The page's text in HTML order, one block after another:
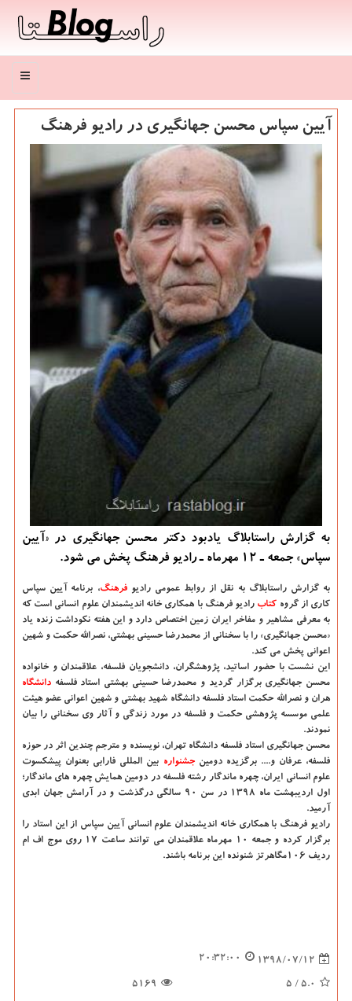
منو
آیین سپاس محسن جهانگیری در رادیو فرهنگ
به گزارش راستابلاگ یادبود دكتر محسن جهانگیری در «آیین
سپاس» جمعه ـ ۱۲ مهرماه ـ رادیو فرهنگ پخش می شود.
به گزارش راستابلاگ به نقل از روابط عمومی رادیوفرهنگ، برنامه آیین سپاس
كاری از گروه كتاب رادیو فرهنگ با همكاری خانه اندیشمندان علوم انسانی است كه
به معرفی مشاهیر و مفاخر ایران زمین اختصاص دارد و این هفته نكوداشت زنده یاد
«محسن جهانگیری» را با سخنانی از محمدرضا حسینی بهشتی، نصرالله حكمت و شهین
اعوانی پخش می كند.
این نشست با حضور اساتید، پژوهشگران، دانشجویان فلسفه، علاقمندان و خانواده
محسن جهانگیری برگزار گردید و محمدرضا حسینی بهشتی استاد فلسفه دانشگاه‌
هران و نصرالله حكمت استاد فلسفه دانشگاه شهید بهشتی و شهین اعوانی عضو هیئت
علمی موسسه پژوهشی حكمت و فلسفه در مورد زندگی و آثار وی سخنانی را بیان
نمودند.
محسن جهانگیری استاد فلسفه دانشگاه تهران، نویسنده و مترجم چندین اثر در حوزه
فلسفه، عرفان و.... برگزیده دومینجشنواره بین المللی فارابی بعنوان پیشكسوت
علوم انسانی ایران، چهره ماندگار رشته فلسفه در دومین همایش چهره های ماندگار؛
اول اردیبهشت ماه ۱۳۹۸ در سن ۹۰ سالگی درگذشت و در آرامش جهان ابدی
آرمید.
رادیو فرهنگ با همكاری خانه اندیشمندان علوم انسانی آیین سپاس از این استاد را
برگزار كرده و جمعه ۱۰ مهرماه علاقمندان می توانند ساعت ۱۷ روی موج اف ام
ردیف ۱۰۶مگاهرتز شنونده این برنامه باشند.
1398/07/12
20:32:00
5.0
/ 5
5169